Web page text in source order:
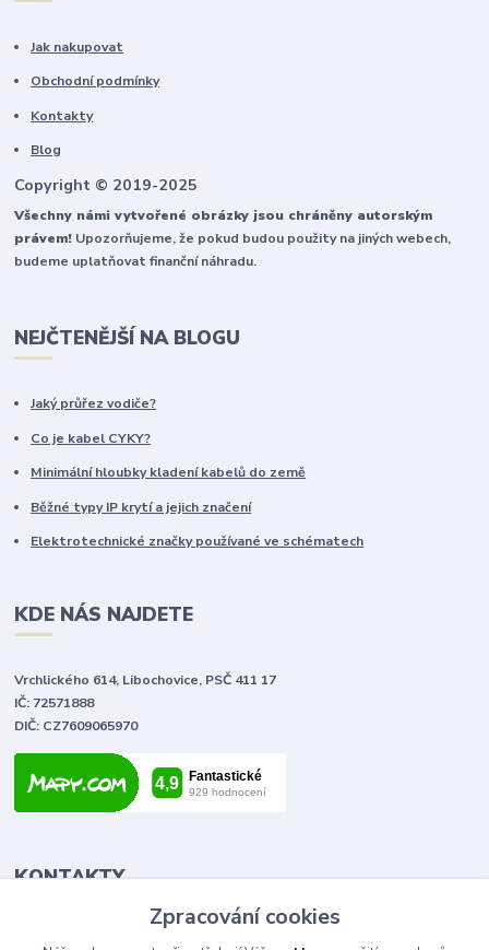
Jak nakupovat
Obchodní podmínky
Kontakty
Blog
Copyright © 2019-2025
Všechny námi vytvořené obrázky jsou chráněny autorským
právem! Upozorňujeme, že pokud budou použity na jiných webech,
budeme uplatňovat finanční náhradu.
NEJČTENĚJŠÍ NA BLOGU
Jaký průřez vodiče?
Co je kabel CYKY?
Minimální hloubky kladení kabelů do země
Běžné typy IP krytí a jejich značení
Elektrotechnické značky používané ve schématech
KDE NÁS NAJDETE
Vrchlického 614, Libochovice, PSČ 411 17
IČ: 72571888
DIČ: CZ7609065970
KONTAKTY
Tomáš Vlček
Zpracování cookies